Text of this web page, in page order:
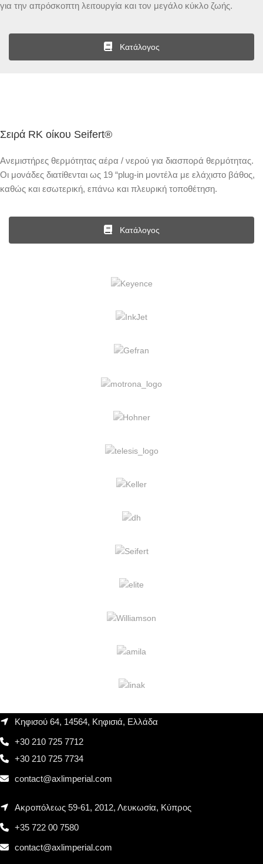
για την απρόσκοπτη λειτουργία και τον μεγάλο κύκλο ζωής.
Κατάλογος
Σειρά RK οίκου Seifert®
Ανεμιστήρες θερμότητας αέρα / νερού για διασπορά θερμότητας.
Οι μονάδες διατίθενται ως 19 “plug-in μοντέλα με ελάχιστο βάθος,
καθώς και εσωτερική, επάνω και πλευρική τοποθέτηση.
Κατάλογος
Κηφισού 64, 14564, Κηφισιά, Ελλάδα
+30 210 725 7712
+30 210 725 7734
contact@axlimperial.com
Ακροπόλεως 59-61, 2012, Λευκωσία, Κύπρος
+35 722 00 7580
contact@axlimperial.com